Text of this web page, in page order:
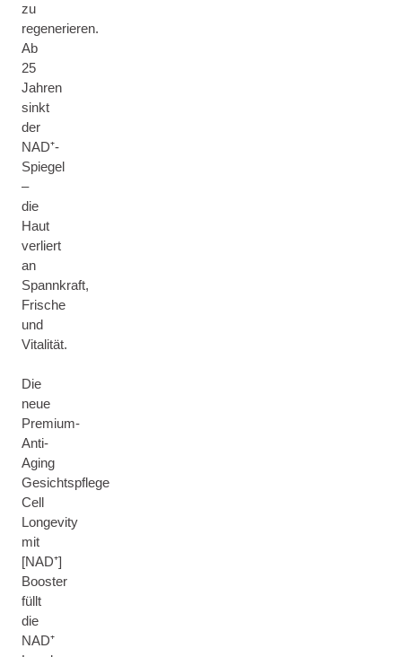
zu
regenerieren.
Ab
25
Jahren
sinkt
der
NAD⁺-
Spiegel
–
die
Haut
verliert
an
Spannkraft,
Frische
und
Vitalität.
Die
neue
Premium-
Anti-
Aging
Gesichtspflege
Cell
Longevity
mit
[NAD⁺]
Booster
füllt
die
NAD⁺